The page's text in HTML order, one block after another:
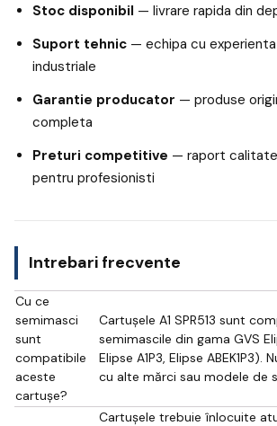
Stoc disponibil — livrare rapida din
Suport tehnic — echipa cu
industriale
Garantie producator — produse
completa
Preturi competitive — raport
pentru profesionisti
Intrebari frecvente
Cu ce
semimasci
sunt
compatibile
aceste
cartușe?
Cartușele A1 SPR513 sunt
semimascile din gama GVS
Elipse A1P3, Elipse
cu alte mărci sau modele de
Cartușele trebuie înlocuite